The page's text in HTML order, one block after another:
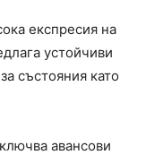
експресия на
устойчиви
състояния като
авансови